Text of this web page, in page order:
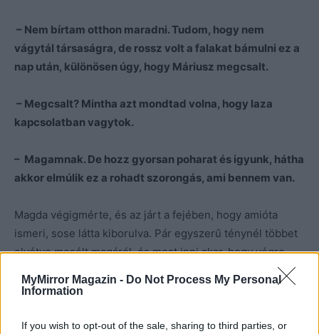
MyMirror Magazin - Do Not Process My Personal
Information
If you wish to opt-out of the sale, sharing to third parties, or
– Nem bírtam otthon maradni. Tudom, hogy nem
vágytál társaságra, de rossz volt a falakat bámulni ez a
nap után, különösen úgy, hogy Máriusz megcsalt.
– Megcsalt? Mintha azt mondtad volna, hogy laza
kapcsolatban vagytok.
– Magamnak. De hozz gyorsan poharat és igyunk, hátha
akkor elmúlik ez a rohadt szorongás, ami bennem van.
Magda végigmérte, és az járt a fejében, hogy amióta
ismeri, sose látta kiborulva. Pár egyszerű ténynél többet
elvétve mesélt magáról, és most inni akar, hogy végre
elmondhassa, mi zajlik benne. Úgy látszik, ez a nap a
meglepetések napja, mert egy rakás olyan dolog történt
az is lehet, hogy másnapra kialusszák a történéseket.